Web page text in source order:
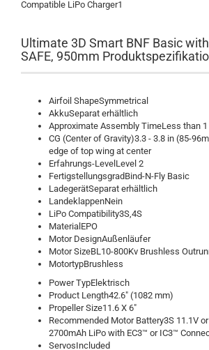
Compatible LiPo Charger1
Ultimate 3D Smart BNF Basic
SAFE, 950mm
Airfoil ShapeSymmetrical
AkkuSeparat erhältlich
Approximate Assembly TimeLess than 1
CG (Center of Gravity)3.3 - 3.8 in (85-
edge of top wing at center
Erfahrungs-LevelLevel 2
FertigstellungsgradBind-N-Fly Basic
LadegerätSeparat erhältlich
LandeklappenNein
LiPo Compatibility3S,4S
MaterialEPO
Motor DesignAußenläufer
Motor SizeBL10-800Kv Brushless
MotortypBrushless
Power TypElektrisch
Product Length42.6" (1082 mm)
Propeller Size11.6 X 6"
Recommended Motor Battery3S 11.1V
2700mAh LiPo with EC3™ or IC3™
ServosIncluded